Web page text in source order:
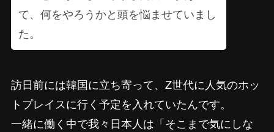
て、何をやろうかと頭を悩ませていまし
た。
訪日前には韓国に立ち寄って、Z世代に人気のホッ
トプレイスに行く予定を入れていたんです。
一緒に働く中で我々日本人は「そこまで気にしな